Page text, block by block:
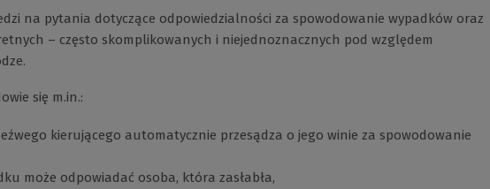
na pytania dotyczące odpowiedzialności za spowodowanie wypadków oraz
– często skomplikowanych i niejednoznacznych pod względem
się m.in.:
kierującego automatycznie przesądza o jego winie za spowodowanie
może odpowiadać osoba, która zasłabła,